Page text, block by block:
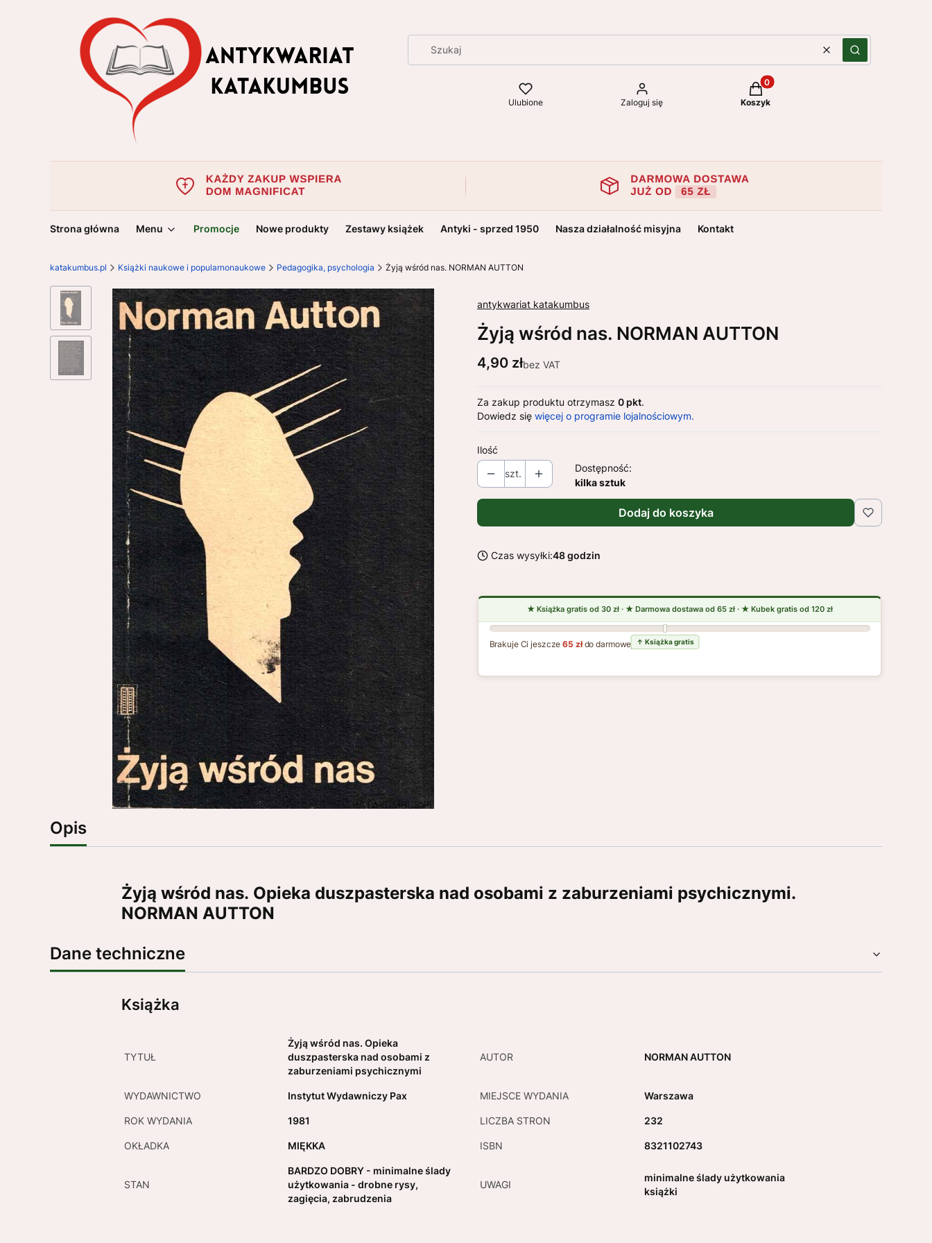
WyczyśćSzukaj
Ulubione Zaloguj się
Produkty w koszyku: 0. Zobacz
Koszyk
Strona główna Menu Promocje Nowe produkty Zestawy książek Antyki - sprzed 1950 Nasza działalność misyjna Kontakt
katakumbus.pl Książki naukowe i popularnonaukowe Pedagogika, psychologia Żyją wśród nas. NORMAN AUTTON
antykwariat katakumbus
Żyją wśród nas. NORMAN AUTTON
Cena
4,90 złbez VAT
Za zakup produktu otrzymasz 0 pkt.
Dowiedz się więcej o programie lojalnościowym.
Ilość
szt.
Dostępność:
kilka sztuk
Dodaj do koszyka
Czas wysyłki:48 godzin
Brakuje Ci jeszcze65 złdo darmowej dostawy
Opis
Żyją wśród nas. Opieka duszpasterska nad osobami z zaburzeniami psychicznymi.
NORMAN AUTTON
Dane techniczne
Książka
TYTUŁ
Żyją wśród nas. Opieka
duszpasterska nad osobami z
zaburzeniami psychicznymi
AUTOR NORMAN AUTTON
WYDAWNICTWO Instytut Wydawniczy Pax MIEJSCE WYDANIA Warszawa
ROK WYDANIA 1981 LICZBA STRON 232
OKŁADKA MIĘKKA ISBN 8321102743
STAN
BARDZO DOBRY - minimalne ślady
użytkowania - drobne rysy,
zagięcia, zabrudzenia
UWAGI
minimalne ślady użytkowania
książki